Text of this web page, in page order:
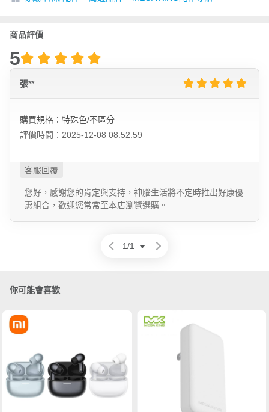
商品評價
5
張**
購買規格：特殊色/不區分
評價時間：2025-12-08 08:52:59
您好，感謝您的肯定與支持，神腦生活將不定時推出好康優
惠組合，歡迎您常常至本店瀏覽選購。
1/1
你可能會喜歡